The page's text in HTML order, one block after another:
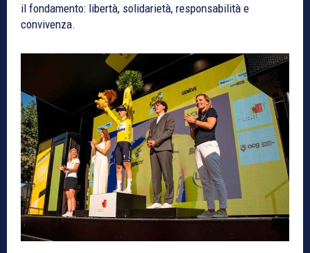
il fondamento: libertà, solidarietà, responsabilità e
convivenza.